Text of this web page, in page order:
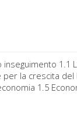
1.1
la crescita
1.5